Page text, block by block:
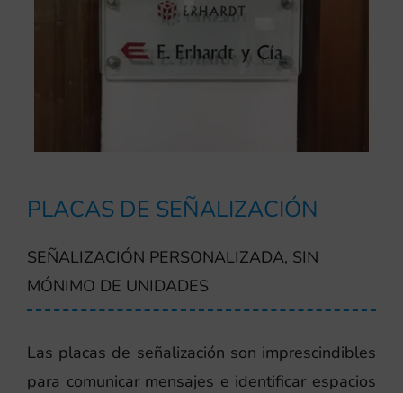
PLACAS DE SEÑALIZACIÓN
SEÑALIZACIÓN PERSONALIZADA, SIN
MÓNIMO DE UNIDADES
Las placas de señalización son imprescindibles
para comunicar mensajes e identificar espacios